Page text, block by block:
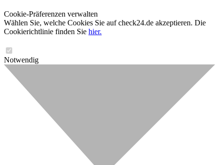
Cookie-Präferenzen verwalten
Wählen Sie, welche Cookies Sie auf check24.de akzeptieren. Die
Cookierichtlinie finden Sie hier.
Notwendig